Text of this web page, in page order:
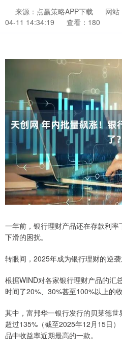
来源：点赢策略APP下载 网站
04-11 14:34:19
查看：180
一年前，银行理财产品还在存款利
下滑的困扰。
转眼间，2025年成为银行理财的逆袭
根据WIND对各家银行理财产品的汇
时间了20%、30%甚至100%以上的收
其中，富邦华一银行发行的贝莱德
超过135%（截至2025年12月15日
品中收益率近期最高的一款。